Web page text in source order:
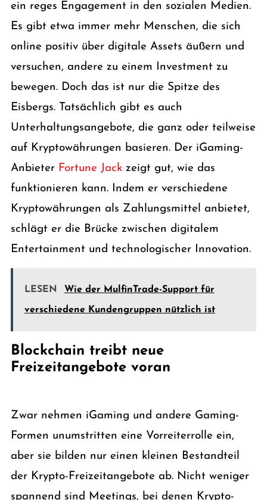
ein reges Engagement in den sozialen Medien.
Es gibt etwa immer mehr Menschen, die sich
online positiv über digitale Assets äußern und
versuchen, andere zu einem Investment zu
bewegen. Doch das ist nur die Spitze des
Eisbergs. Tatsächlich gibt es auch
Unterhaltungsangebote, die ganz oder teilweise
auf Kryptowährungen basieren. Der iGaming-
Anbieter Fortune Jackzeigt gut, wie das
funktionieren kann. Indem er verschiedene
Kryptowährungen als Zahlungsmittel anbietet,
schlägt er die Brücke zwischen digitalem
Entertainment und technologischer Innovation.
LESEN Wie der MulfinTrade-Support für
verschiedene Kundengruppen nützlich ist
Blockchain treibt neue
Freizeitangebote voran
Zwar nehmen iGaming und andere Gaming-
Formen unumstritten eine Vorreiterrolle ein,
aber sie bilden nur einen kleinen Bestandteil
der Krypto-Freizeitangebote ab. Nicht weniger
spannend sind Meetings, bei denen Krypto-